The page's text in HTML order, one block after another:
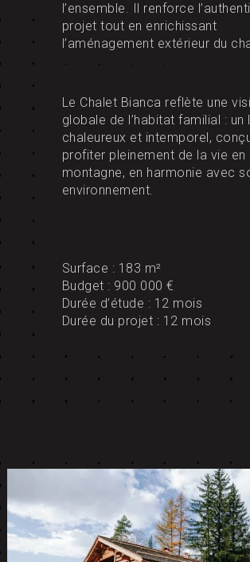
l’ensemble. Il renforce
projet tout en enrichissant
l’aménagement extérieur du
Le Chalet Bianca reflète une
globale de l’habitat familial : un
chaleureux et intemporel,
profiter pleinement de la vie en
montagne, en harmonie avec
environnement.
Surface : 183 m²
Budget : 900 000 €
Durée d’étude : 12 mois
Durée du projet : 12 mois